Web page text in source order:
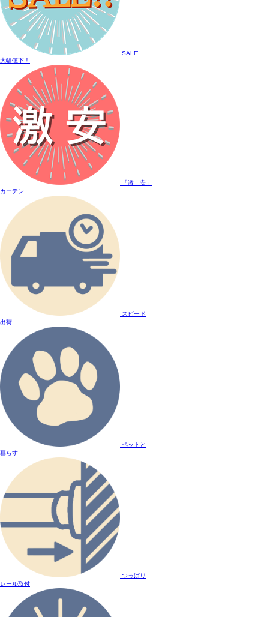
SALE
大幅値下！
「激 安」
カーテン
スピード
出荷
ペットと
暮らす
つっぱり
レール取付